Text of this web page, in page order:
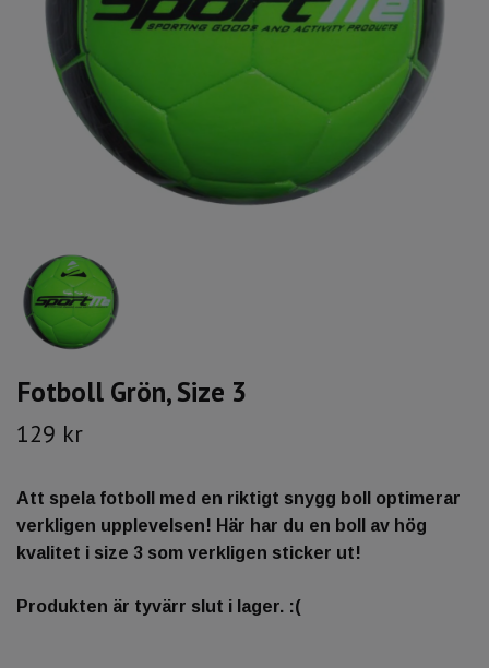
Fotboll Grön, Size 3
129 kr
Att spela fotboll med en riktigt snygg boll optimerar
verkligen upplevelsen! Här har du en boll av hög
kvalitet i size 3 som verkligen sticker ut!
Produkten är tyvärr slut i lager. :(